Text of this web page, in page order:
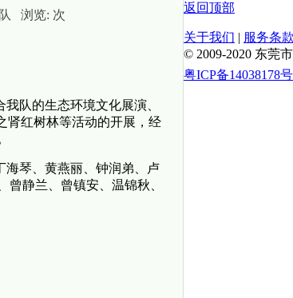
浏览: 次
队的生态环境文化展演、
肾红树林等活动的开展，经
琴、黄燕丽、钟润弟、卢
静兰、曾镇安、温锦秋、
返回顶部
关于我们 | 服务条款
© 2009-2020 东莞
粤ICP备14038178号